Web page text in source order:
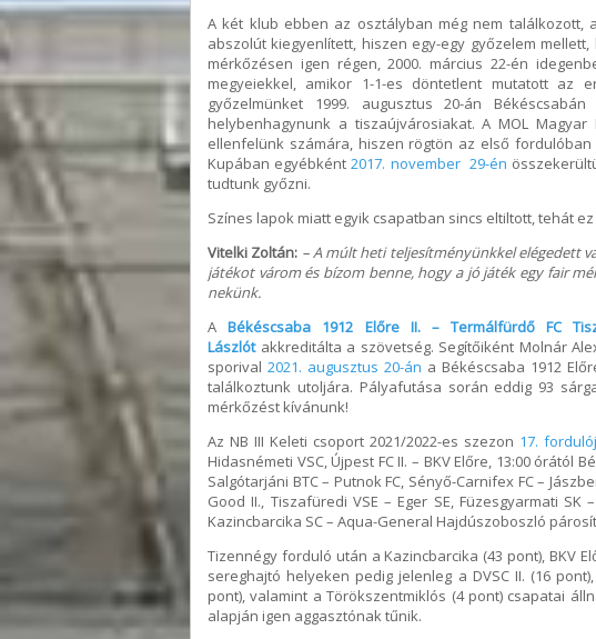
A két klub ebben az osztályban még nem találkozott,
abszolút kiegyenlített, hiszen egy-egy győzelem
mérkőzésen igen régen, 2000. március 22-én
megyeiekkel, amikor 1-1-es döntetlent mutatott az
győzelmünket 1999. augusztus 20-án
helybenhagynunk a tiszaújvárosiakat. A MOL
ellenfelünk számára, hiszen rögtön az első
Kupában egyébként2017. november 29-én
tudtunk győzni.
Színes lapok miatt egyik csapatban sincs eltiltott, tehát
Vitelki Zoltán: – A múlt heti teljesítményünkkel elégedett
játékot várom és bízom benne, hogy a jó játék egy fair
nekünk.
ABékéscsaba 1912 Előre II. – Termálfürdő FC
Lászlót akkreditálta a szövetség. Segítőiként Molnár
sporival 2021. augusztus 20-án a Békéscsaba 1912
találkoztunk utoljára. Pályafutása során eddig 93
mérkőzést kívánunk!
Az NB III Keleti csoport 2021/2022-es szezon 17.
Hidasnémeti VSC, Újpest FC II. – BKV Előre, 13:00 órától
Salgótarjáni BTC – Putnok FC, Sényő-Carnifex FC –
Good II., Tiszafüredi VSE – Eger SE, Füzesgyarmati
Kazincbarcika SC – Aqua-General Hajdúszoboszló
Tizennégy forduló után a Kazincbarcika (43 pont), BKV
sereghajtó helyeken pedig jelenleg a DVSC II. (16
pont), valamint a Törökszentmiklós (4 pont) csapatai
alapján igen aggasztónak tűnik.